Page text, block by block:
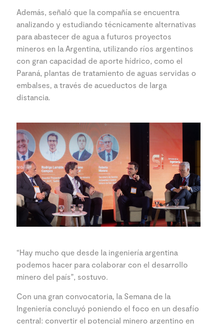
Además, señaló que la compañía se encuentra
analizando y estudiando técnicamente alternativas
para abastecer de agua a futuros proyectos
mineros en la Argentina, utilizando ríos argentinos
con gran capacidad de aporte hídrico, como el
Paraná, plantas de tratamiento de aguas servidas o
embalses, a través de acueductos de larga
distancia.
“Hay mucho que desde la ingeniería argentina
podemos hacer para colaborar con el desarrollo
minero del país”, sostuvo.
Con una gran convocatoria, la Semana de la
Ingeniería concluyó poniendo el foco en un desafío
central: convertir el potencial minero argentino en